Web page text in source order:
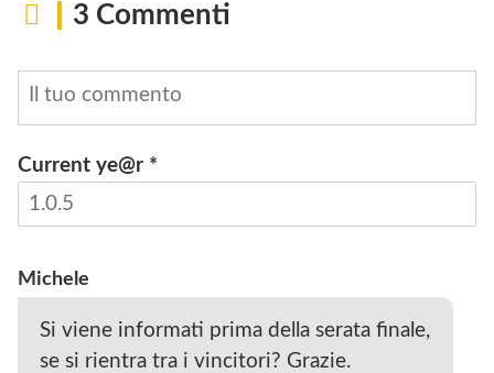
3 Commenti
Current ye@r *
Michele
Si viene informati prima della serata finale,
se si rientra tra i vincitori? Grazie.